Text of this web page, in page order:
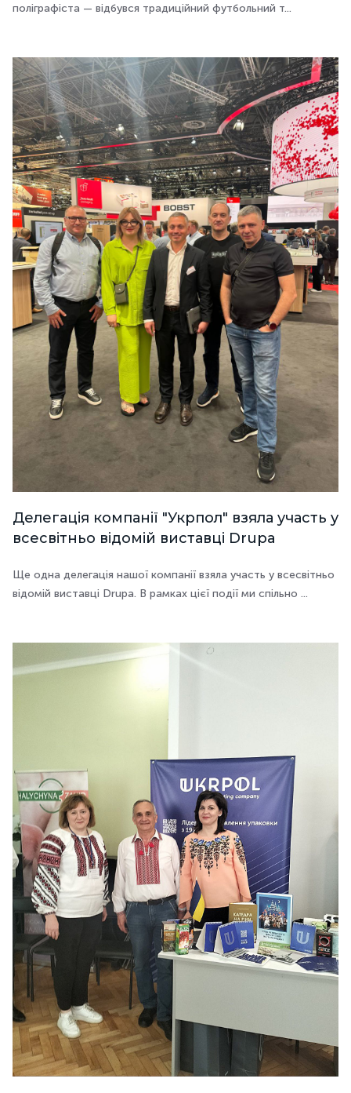
поліграфіста — відбувся традиційний футбольний т...
Делегація компанії "Укрпол" взяла участь у
всесвітньо відомій виставці Drupa
Ще одна делегація нашої компанії взяла участь у всесвітньо
відомій виставці Drupa. В рамках цієї події ми спільно ...